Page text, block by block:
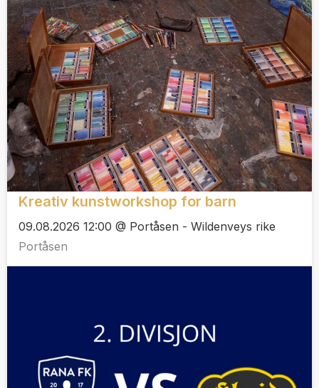
Kreativ kunstworkshop for barn
09.08.2026 12:00 @ Portåsen - Wildenveys rike
Portåsen